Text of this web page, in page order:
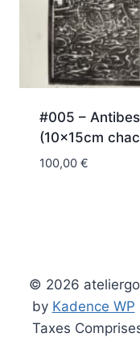
#005 –
(10x15cm
100,00 €
© 2026
by Kadence WP
Taxes